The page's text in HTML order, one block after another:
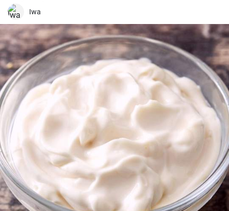
Iwa